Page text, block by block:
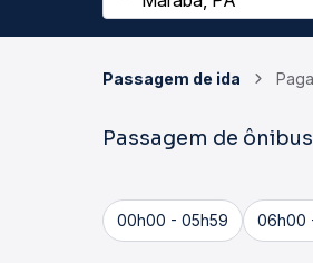
Passagem de ida
Passagem de
00h00 - 05h59 06h00